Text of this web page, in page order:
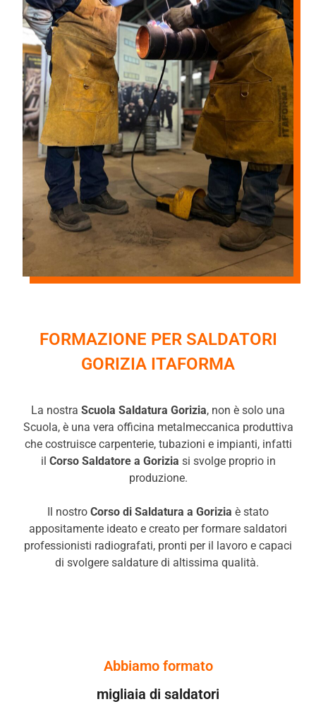
FORMAZIONE PER SALDATORI
GORIZIA ITAFORMA
La nostra Scuola Saldatura Gorizia, non è solo una
Scuola, è una vera officina metalmeccanica produttiva
che costruisce carpenterie, tubazioni e impianti, infatti
il Corso Saldatore a Gorizia si svolge proprio in
produzione.
Il nostro Corso di Saldatura a Gorizia è stato
appositamente ideato e creato per formare saldatori
professionisti radiografati, pronti per il lavoro e capaci
di svolgere saldature di altissima qualità.
Abbiamo formato
migliaia di saldatori